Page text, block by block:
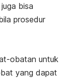
bisa
prosedur
obatan untuk
yang dapat